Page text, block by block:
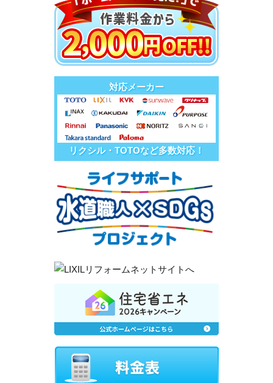
対応メーカー
リクシル・TOTOなど多数対応！